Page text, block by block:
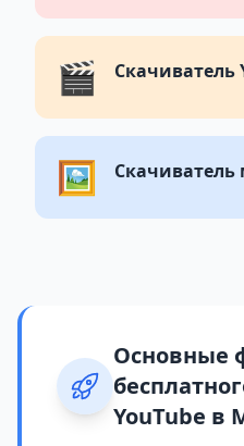
🎬 Скачиватель
🖼️
Основные
YouTube в